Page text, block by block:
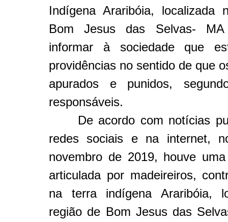
Indígena Araribóia, localizada
Bom Jesus das Selvas-
informar à sociedade que
providências no sentido de que
apurados e punidos,
responsáveis.
De acordo com notícias
redes sociais e na internet,
novembro de 2019, houve
articulada por madeireiros,
na terra indígena Araribóia,
região de Bom Jesus das